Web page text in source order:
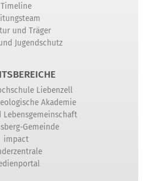
Timeline
und Träger
Jugendschutz
Liebenzell
Akademie
Gemeinde
impact